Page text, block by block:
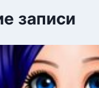
записи